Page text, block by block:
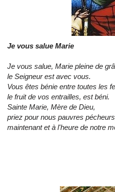
Je vous salue Marie
Je vous salue, Marie pleine de
le Seigneur est avec vous.
Vous êtes bénie entre toutes les
le fruit de vos entrailles, est béni.
Sainte Marie, Mère de Dieu,
priez pour nous pauvres
maintenant et à l'heure de notre